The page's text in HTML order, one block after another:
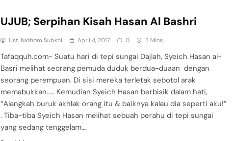
UJUB; Serpihan Kisah Hasan Al Bashri
Ust. Nidhom Subkhi April 4, 2017 0 3 Mins
Tafaqquh.com- Suatu hari di tepi sungai Dajlah, Syeich Hasan al-
Basri melihat seorang pemuda duduk berdua-duaan dengan
seorang perempuan. Di sisi mereka terletak sebotol arak
memabukkan…… Kemudian Syeich Hasan berbisik dalam hati,
“Alangkah buruk akhlak orang itu & baiknya kalau dia seperti aku!”
. Tiba-tiba Syeich Hasan melihat sebuah perahu di tepi sungai
yang sedang tenggelam….